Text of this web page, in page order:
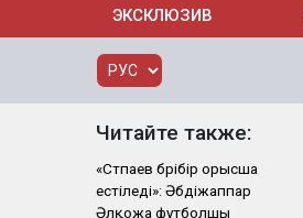
ЭКСКЛЮЗИВ
Читайте также:
«Сәтпаев бәрібір орысша
естіледі»: Әбдіжаппар
Әлқожа футболшы